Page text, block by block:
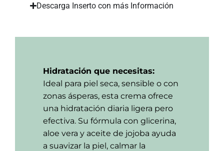
Descarga Inserto con más Información
Hidratación que necesitas:
Ideal para piel seca, sensible o con
zonas ásperas, esta crema ofrece
una hidratación diaria ligera pero
efectiva. Su fórmula con glicerina,
aloe vera y aceite de jojoba ayuda
a suavizar la piel, calmar la